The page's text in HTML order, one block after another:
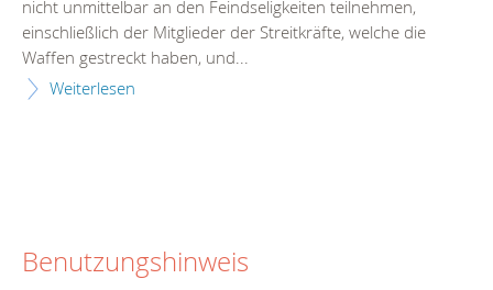
nicht unmittelbar an den Feindseligkeiten teilnehmen,
einschließlich der Mitglieder der Streitkräfte, welche die
Waffen gestreckt haben, und...
Weiterlesen
Benutzungshinweis